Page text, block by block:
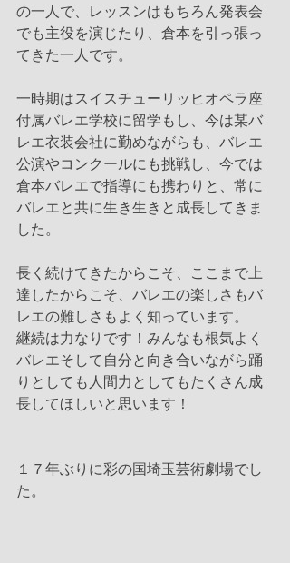
の一人で、レッスンはもちろん発表会
でも主役を演じたり、倉本を引っ張っ
てきた一人です。
一時期はスイスチューリッヒオペラ座
付属バレエ学校に留学もし、今は某バ
レエ衣装会社に勤めながらも、バレエ
公演やコンクールにも挑戦し、今では
倉本バレエで指導にも携わりと、常に
バレエと共に生き生きと成長してきま
した。
長く続けてきたからこそ、ここまで上
達したからこそ、バレエの楽しさもバ
レエの難しさもよく知っています。
継続は力なりです！みんなも根気よく
バレエそして自分と向き合いながら踊
りとしても人間力としてもたくさん成
長してほしいと思います！
１７年ぶりに彩の国埼玉芸術劇場でし
た。